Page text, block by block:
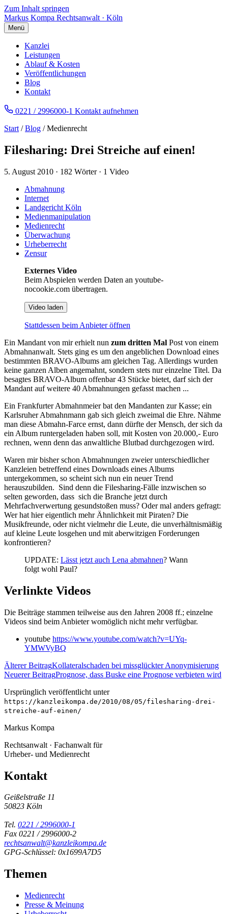
Zum Inhalt springen
Markus Kompa Rechtsanwalt · Köln
Menü
Kanzlei
Leistungen
Ablauf & Kosten
Veröffentlichungen
Blog
Kontakt
0221 / 2996000-1 Kontakt aufnehmen
Start /Blog / Medienrecht
Filesharing: Drei Streiche auf einen!
5. August 2010 · 182 Wörter · 1 Video
Abmahnung
Internet
Landgericht Köln
Medienmanipulation
Medienrecht
Überwachung
Urheberrecht
Zensur
Externes Video
Beim Abspielen werden Daten an youtube-
nocookie.com übertragen.
Video laden
Stattdessen beim Anbieter öffnen
Ein Mandant von mir erhielt nun zum dritten Mal Post von einem
Abmahnanwalt. Stets ging es um den angeblichen Download eines
bestimmten BRAVO-Albums am gleichen Tag. Allerdings wurden
keine ganzen Alben angemahnt, sondern stets nur einzelne Titel. Da
besagtes BRAVO-Album offenbar 43 Stücke bietet, darf sich der
Mandant auf weitere 40 Abmahnungen gefasst machen ...
Ein Frankfurter Abmahnmeier bat den Mandanten zur Kasse; ein
Karlsruher Abmahnmann gab sich gleich zweimal die Ehre. Nähme
man diese Abmahn-Farce ernst, dann dürfte der Mensch, der sich da
ein Album runtergeladen haben soll, mit Kosten von 20.000,- Euro
rechnen, wenn denn das anwaltliche Blutbad durchgezogen wird.
Waren mir bisher schon Abmahnungen zweier unterschiedlicher
Kanzleien betreffend eines Downloads eines Albums
untergekommen, so scheint sich nun ein neuer Trend
herauszubilden. Sind denn die Filesharing-Fälle inzwischen so
selten geworden, dass sich die Branche jetzt durch
Mehrfachverwertung gesundstoßen muss? Oder mal anders gefragt:
Wer hat hier eigentlich mehr Ähnlichkeit mit Piraten? Die
Musikfreunde, oder nicht vielmehr die Leute, die unverhältnismäßig
auf kleine Leute losgehen und mit aberwitzigen Forderungen
konfrontieren?
UPDATE: Lässt jetzt auch Lena abmahnen? Wann
folgt wohl Paul?
Verlinkte Videos
Die Beiträge stammen teilweise aus den Jahren 2008 ff.; einzelne
Videos sind beim Anbieter womöglich nicht mehr verfügbar.
youtube https://www.youtube.com/watch?v=UYq-
YMWVyBQ
Älterer BeitragKollateralschaden bei missglückter Anonymisierung
Neuerer BeitragPrognose, dass Buske eine Prognose verbieten wird
Ursprünglich veröffentlicht unter
https://kanzleikompa.de/2010/08/05/filesharing-drei-
streiche-auf-einen/
Markus Kompa
Rechtsanwalt · Fachanwalt für
Urheber- und Medienrecht
Kontakt
Geißelstraße 11
50823 Köln
Tel. 0221 / 2996000-1
Fax 0221 / 2996000-2
rechtsanwalt@kanzleikompa.de
GPG-Schlüssel: 0x1699A7D5
Themen
Medienrecht
Presse & Meinung